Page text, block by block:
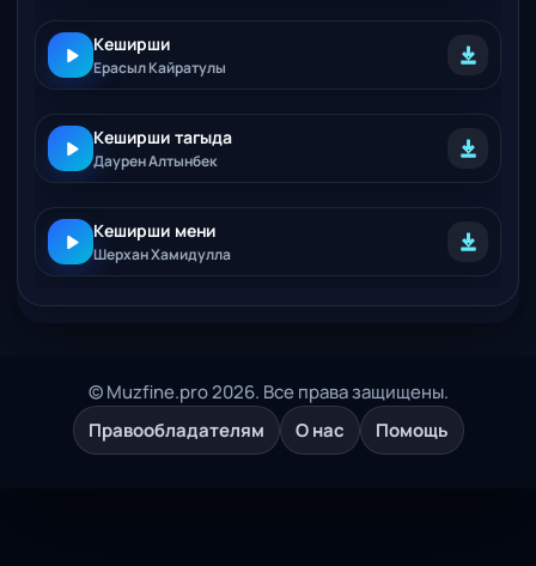
Кеширши
Ерасыл Кайратулы
Кеширши тагыда
Даурен Алтынбек
Кеширши мени
Шерхан Хамидулла
© Muzfine.pro 2026. Все права защищены.
Правообладателям
О нас Помощь